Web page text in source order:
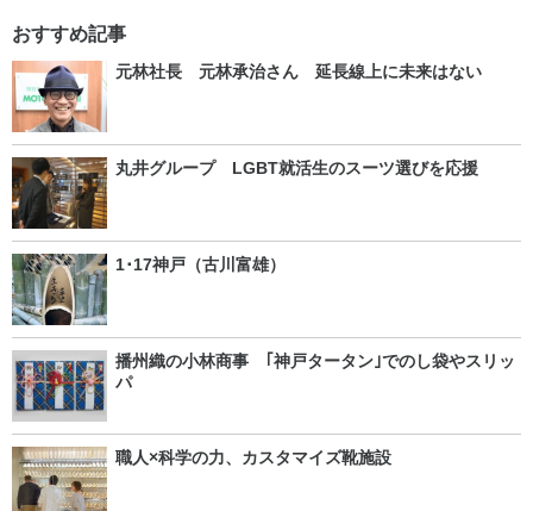
おすすめ記事
元林社長 元林承治さん 延長線上に未来はない
丸井グループ LGBT就活生のスーツ選びを応援
1･17神戸（古川富雄）
播州織の小林商事 ｢神戸タータン｣でのし袋やスリッ
パ
職人×科学の力、カスタマイズ靴施設